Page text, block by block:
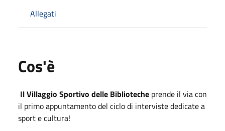
Allegati
Cos'è
Il Villaggio Sportivo delle Biblioteche prende il via con
il primo appuntamento del ciclo di interviste dedicate a
sport e cultura!